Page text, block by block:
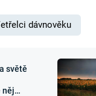
Zajímavosti
dávnověku
světě
něj